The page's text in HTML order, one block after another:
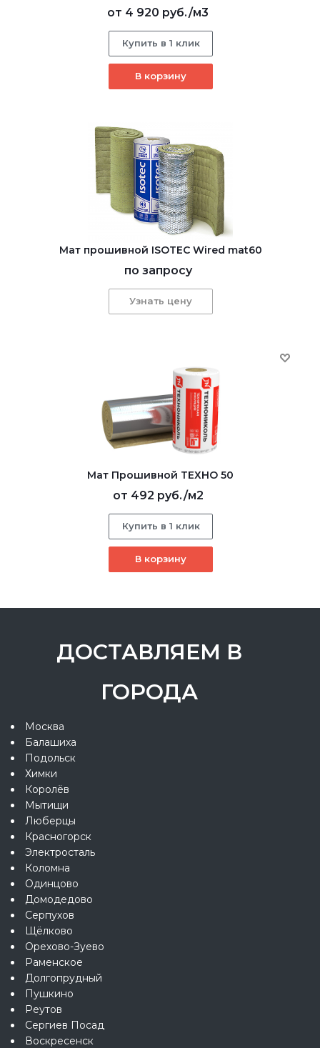
от 4 920 руб./м3
Купить в 1 клик
В корзину
Мат прошивной ISOTEC Wired mat60
по запросу
Узнать цену
Мат Прошивной ТЕХНО 50
от 492 руб./м2
Купить в 1 клик
В корзину
ДОСТАВЛЯЕМ В
ГОРОДА
Москва
Балашиха
Подольск
Химки
Королёв
Мытищи
Люберцы
Красногорск
Электросталь
Коломна
Одинцово
Домодедово
Серпухов
Щёлково
Орехово-Зуево
Раменское
Долгопрудный
Пушкино
Реутов
Сергиев Посад
Воскресенск